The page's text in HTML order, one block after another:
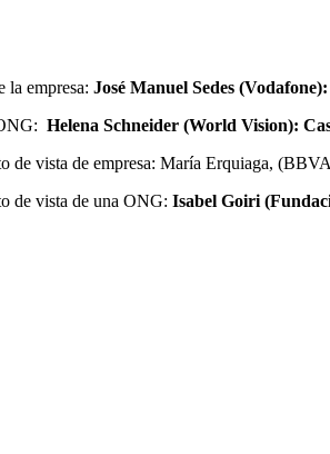
la empresa: José Manuel Sedes
Helena Schneider (World Vision):
de vista de empresa: María Erquiaga,
de vista de una ONG: Isabel Goiri